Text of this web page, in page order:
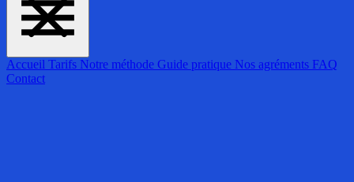
Accueil Tarifs Notre méthode Guide pratique Nos agréments FAQ
Contact
Accueil